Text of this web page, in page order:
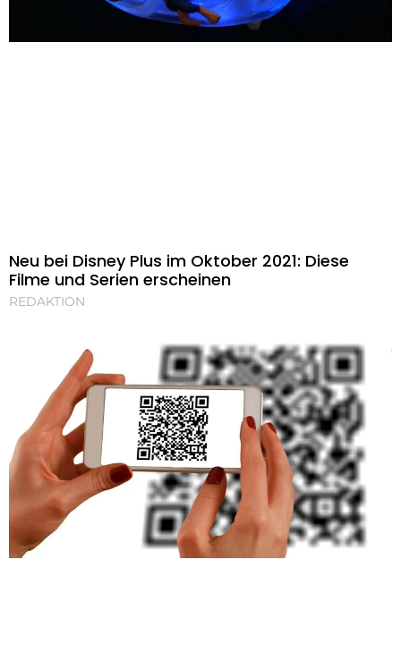
Neu bei Disney Plus im Oktober 2021: Diese
Filme und Serien erscheinen
REDAKTION